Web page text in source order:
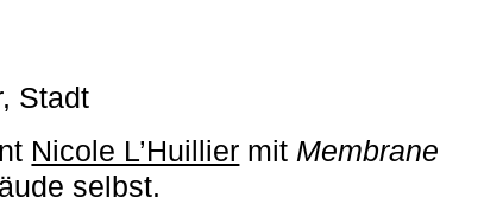
Stadt
Nicole L’Huillier mit ­ Membrane
selbst.